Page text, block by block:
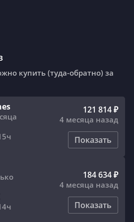
купить (туда-обратно) за
121 814 ₽
4 месяца назад
Показать
184 634 ₽
4 месяца назад
Показать